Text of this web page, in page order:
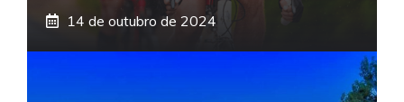
14 de outubro de 2024